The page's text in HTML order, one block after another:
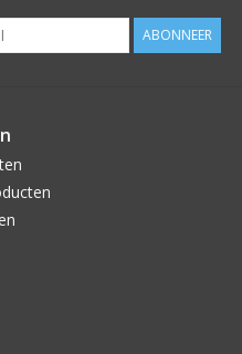
ABONNEER